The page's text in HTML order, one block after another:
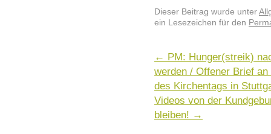
Dieser Beitrag wurde unter
ein Lesezeichen für den
← PM: Hunger(streik)
werden / Offener Brief
des Kirchentags in
Videos von der
bleiben! →